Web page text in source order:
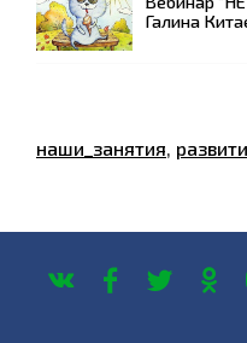
Галина
наши_занятия,